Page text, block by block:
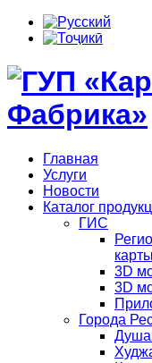
Главная
Услуги
Новости
Каталог
ГИС
3D
3D
Города